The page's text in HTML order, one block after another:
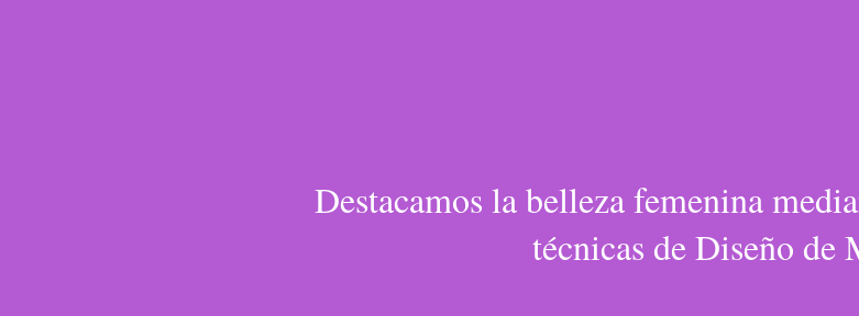
Destacamos la belleza femenina
técnicas de Diseño de